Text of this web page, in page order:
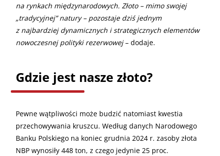
na rynkach międzynarodowych. Złoto – mimo swojej
„tradycyjnej” natury – pozostaje dziś jednym
z najbardziej dynamicznych i strategicznych elementów
nowoczesnej polityki rezerwowej– dodaje.
Gdzie jest nasze złoto?
Pewne wątpliwości może budzić natomiast kwestia
przechowywania kruszcu. Według danych Narodowego
Banku Polskiego na koniec grudnia 2024 r. zasoby złota
NBP wynosiły 448 ton, z czego jedynie 25 proc.